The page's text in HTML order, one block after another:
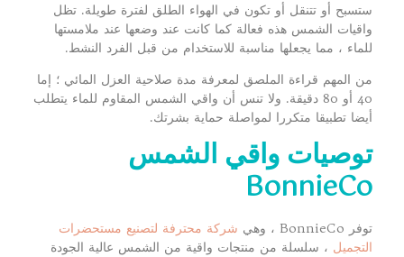
ستسبح أو تتنقل أو تكون في الهواء الطلق لفترة طويلة. تظل
واقيات الشمس هذه فعالة كما كانت عند وضعها عند ملامستها
للماء ، مما يجعلها مناسبة للاستخدام من قبل الفرد النشط.
من المهم قراءة الملصق لمعرفة مدة صلاحية العزل المائي ؛ إما
40 أو 80 دقيقة. ولا تنس أن واقي الشمس المقاوم للماء يتطلب
أيضا تطبيقا متكررا لمواصلة حماية بشرتك.
توصيات واقي الشمس
BonnieCo
توفر BonnieCo ، وهي
شركة محترفة لتصنيع مستحضرات
التجميل ، سلسلة من منتجات واقية من الشمس عالية الجودة